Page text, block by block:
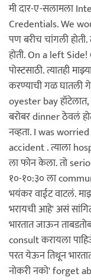
मी दार-ए-सलामला
Credentials. We
पण बरीच चांगली
होती. On a left Side!
पोस्टसाठी. त्यातही
करण्याची गळ घातली
oyester bay
बरोबर dinner ठेवलं
नव्हता. I was
accident . त्याला
ला फोन केला. तो
१०-१०:३० ला
भयंकर वाईट वाटलं.
भरायची आहे' असं
भारतात जाऊन
consult करायला
परत येऊन तिथून
नोकरी नको' forget